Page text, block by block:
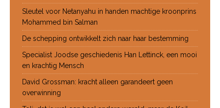
Sleutel voor Netanyahu in handen machtige kroonprins
Mohammed bin Salman
De schepping ontwikkelt zich naar haar bestemming
Specialist Joodse geschiedenis Han Lettinck, een mooi
en krachtig Mensch
David Grossman: kracht alleen garandeert geen
overwinning